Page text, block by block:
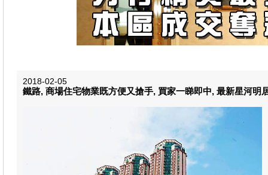
2018-02-05
鐵路, 商場住宅物業既方便又搶手, 買家一睇即中, 最新星河明